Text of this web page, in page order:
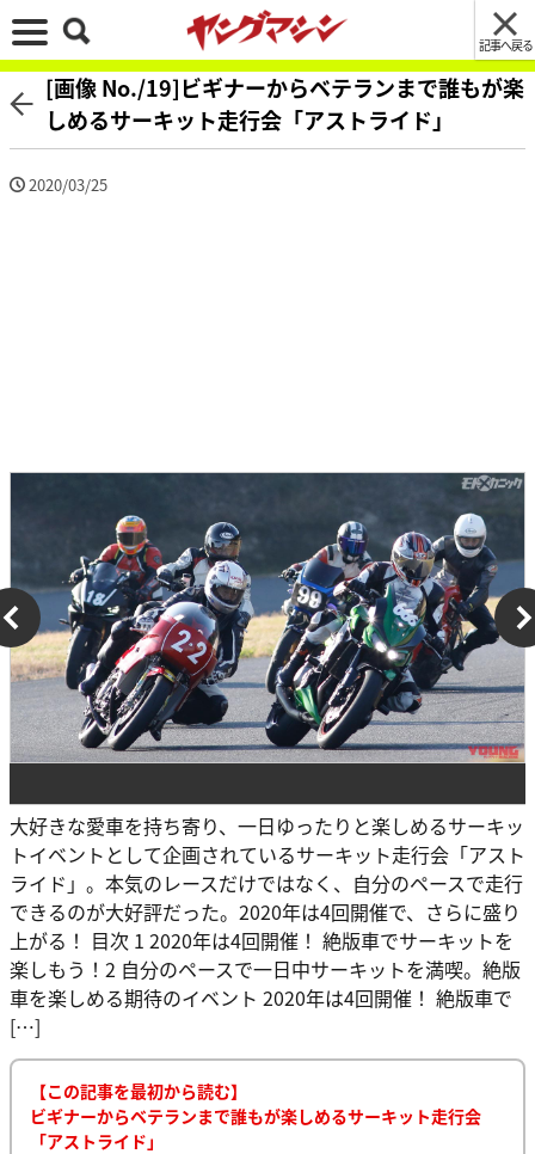
記事へ戻る
[画像 No./19]ビギナーからベテランまで誰もが楽
しめるサーキット走行会「アストライド」
2020/03/25
大好きな愛車を持ち寄り、一日ゆったりと楽しめるサーキッ
トイベントとして企画されているサーキット走行会「アスト
ライド」。本気のレースだけではなく、自分のペースで走行
できるのが大好評だった。2020年は4回開催で、さらに盛り
上がる！ 目次 1 2020年は4回開催！ 絶版車でサーキットを
楽しもう！2 自分のペースで一日中サーキットを満喫。絶版
車を楽しめる期待のイベント 2020年は4回開催！ 絶版車で
[…]
【この記事を最初から読む】
ビギナーからベテランまで誰もが楽しめるサーキット走行会
「アストライド」